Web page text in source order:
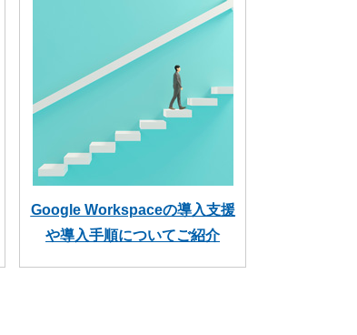
Google Workspaceの導入支援
や導入手順についてご紹介